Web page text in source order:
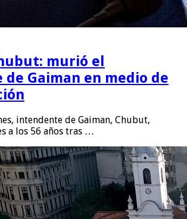
murió el
Gaiman en medio de
intendente de Gaiman, Chubut,
a los 56 años tras …